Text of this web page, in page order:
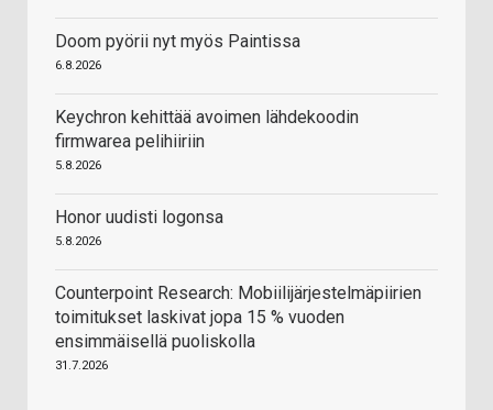
Doom pyörii nyt myös Paintissa
6.8.2026
Keychron kehittää avoimen lähdekoodin
firmwarea pelihiiriin
5.8.2026
Honor uudisti logonsa
5.8.2026
Counterpoint Research: Mobiilijärjestelmäpiirien
toimitukset laskivat jopa 15 % vuoden
ensimmäisellä puoliskolla
31.7.2026